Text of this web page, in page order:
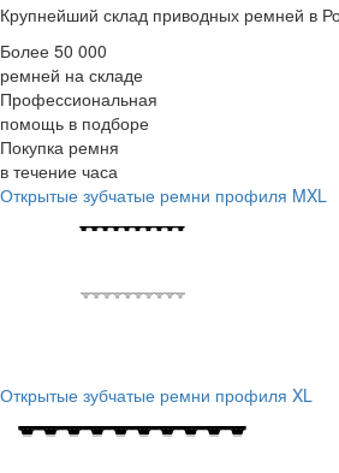
Крупнейший склад приводных ремней в
Более 50 000
ремней на складе
Профессиональная
помощь в подборе
Покупка ремня
в течение часа
Открытые зубчатые ремни профиля MXL
Открытые зубчатые ремни профиля XL